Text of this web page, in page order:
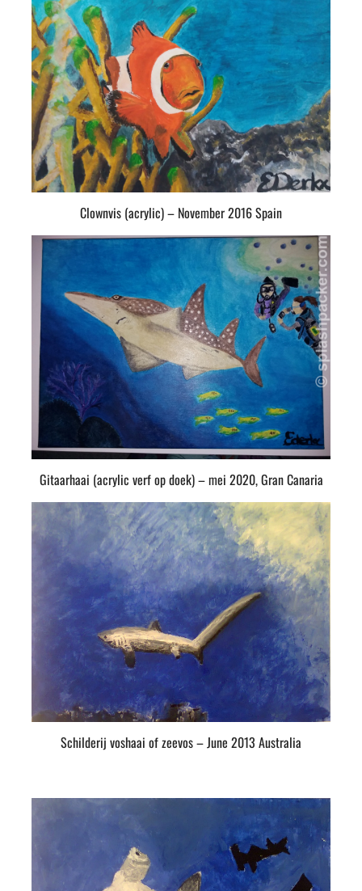
Clownvis (acrylic) – November 2016 Spain
Gitaarhaai (acrylic verf op doek) – mei 2020, Gran Canaria
Schilderij voshaai of zeevos – June 2013 Australia